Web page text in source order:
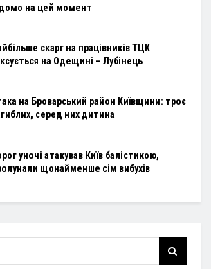
на цей момент
скарг на працівників ТЦК
на Одещині – Лубінець
на Броварський район Київщини: троє
серед них дитина
уночі атакував Київ балістикою,
щонайменше сім вибухів